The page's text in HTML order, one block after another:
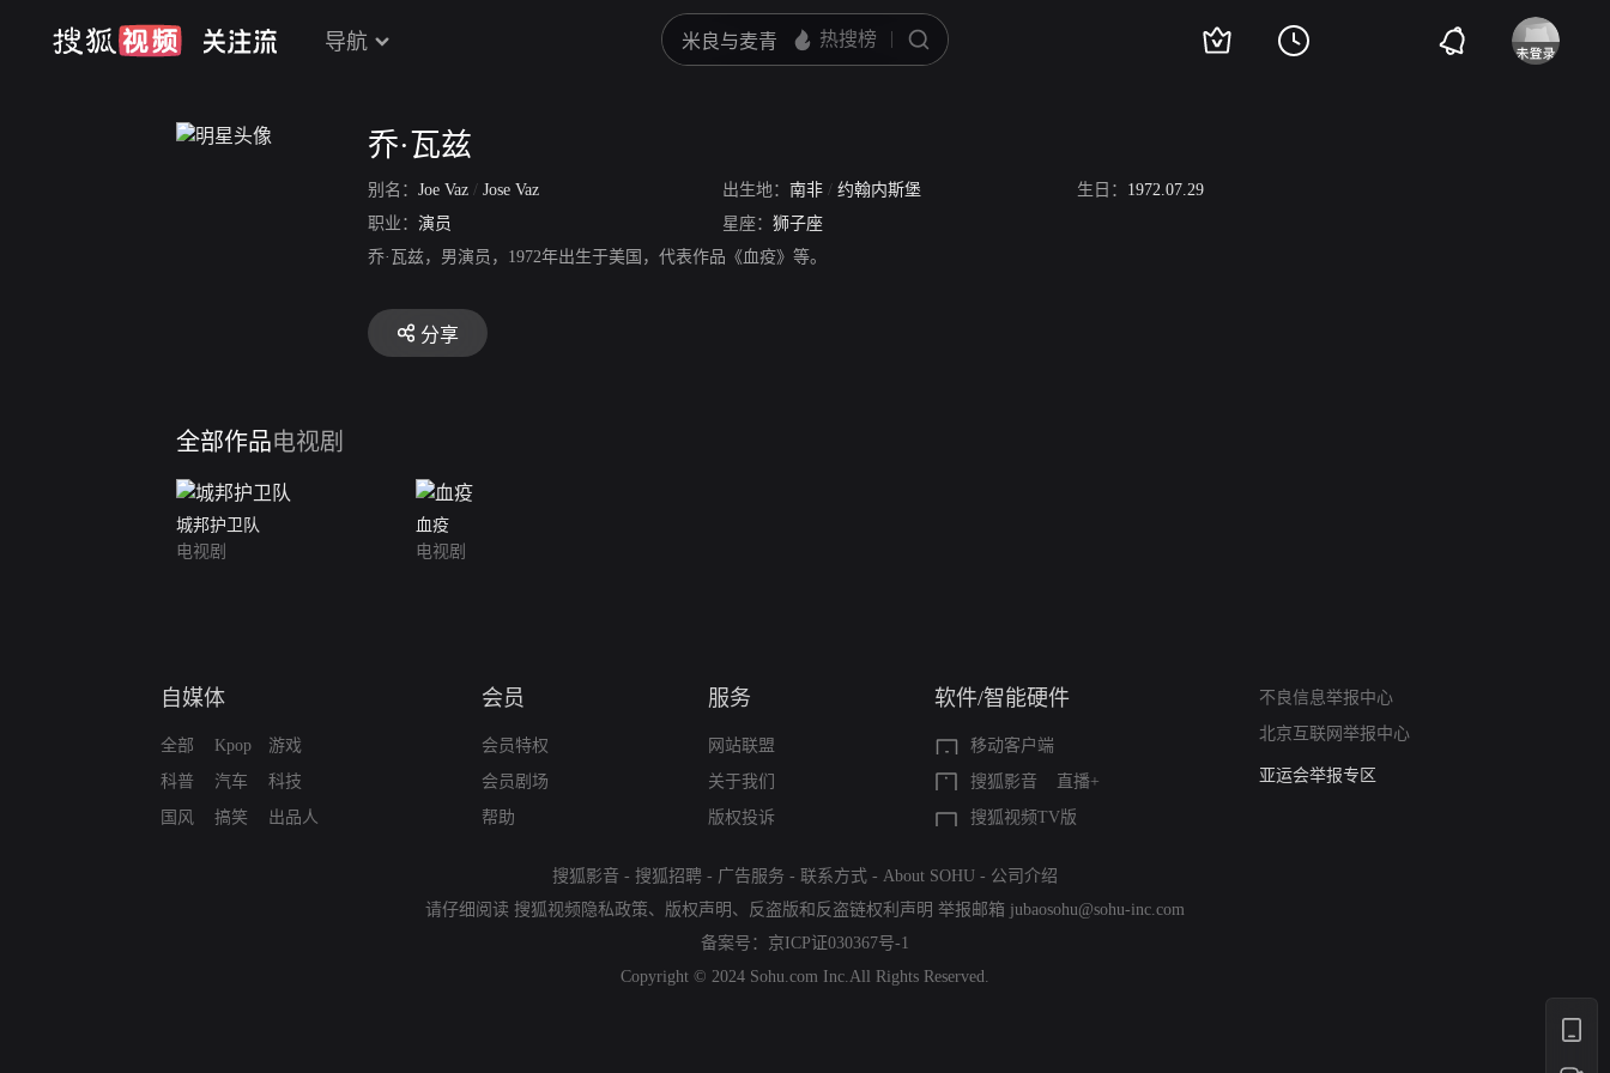
导航
乔·瓦兹
别名： Joe Vaz / Jose Vaz 出生地： 南非 / 约翰内斯堡 生日： 1972.07.29
职业： 演员 星座： 狮子座
乔·瓦兹，男演员，1972年出生于美国，代表作品《血疫》等。
分享
全部作品电视剧
城邦护卫队
电视剧
血疫
电视剧
自媒体
全部
科普
国风
Kpop
汽车
搞笑
游戏
科技
出品人
会员
会员特权
会员剧场
帮助
服务
网站联盟
关于我们
版权投诉
软件/智能硬件
移动客户端
搜狐影音
直播+
搜狐视频TV版
不良信息举报中心
北京互联网举报中心
算法推荐专项举报
亚运会举报专区
搜狐影音 - 搜狐招聘 - 广告服务 - 联系方式 - About SOHU - 公司介绍
请仔细阅读 搜狐视频隐私政策、 版权声明 、 反盗版和反盗链权利声明 举报邮箱 jubaosohu@sohu-inc.com
备案号： 京ICP证030367号-1
Copyright © 2024 Sohu.com Inc.All Rights Reserved.